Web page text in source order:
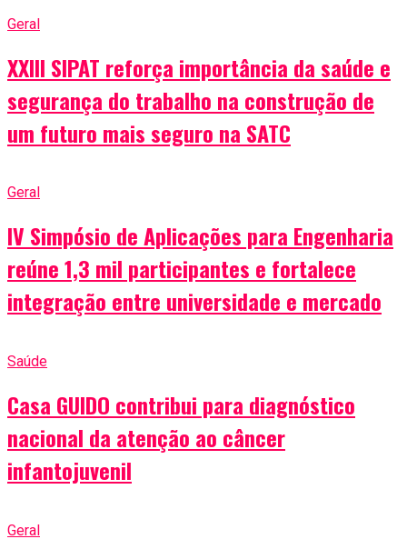
Geral
XXIII SIPAT reforça importância da saúde e
segurança do trabalho na construção de
um futuro mais seguro na SATC
Geral
IV Simpósio de Aplicações para Engenharia
reúne 1,3 mil participantes e fortalece
integração entre universidade e mercado
Saúde
Casa GUIDO contribui para diagnóstico
nacional da atenção ao câncer
infantojuvenil
Geral